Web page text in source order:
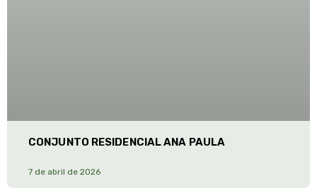
CONJUNTO RESIDENCIAL ANA PAULA
7 de abril de 2026